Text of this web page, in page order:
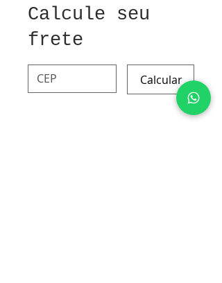
Calcule seu
frete
Calcular